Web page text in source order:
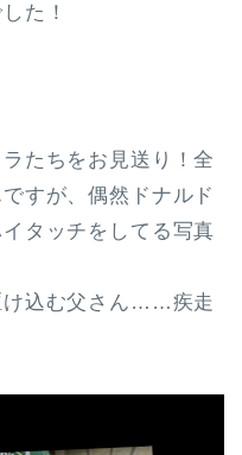
た！
たちをお見送り！全
すが、偶然ドナルド
タッチをしてる写真
込む父さん……疾走